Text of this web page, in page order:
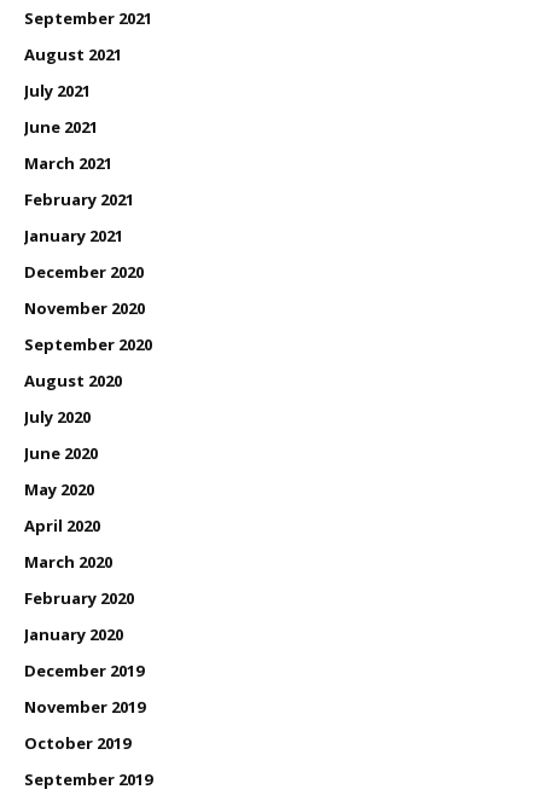
September 2021
August 2021
July 2021
June 2021
March 2021
February 2021
January 2021
December 2020
November 2020
September 2020
August 2020
July 2020
June 2020
May 2020
April 2020
March 2020
February 2020
January 2020
December 2019
November 2019
October 2019
September 2019